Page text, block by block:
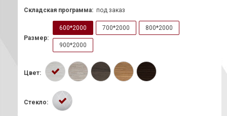
Складская программа: под заказ
Размер:
600*2000 700*2000 800*2000
900*2000
Цвет:
Стекло: